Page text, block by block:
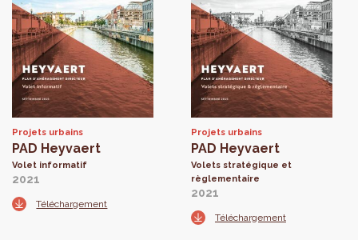
Projets urbains
PAD Heyvaert
Volet informatif
2021
Téléchargement
Projets urbains
PAD Heyvaert
Volets stratégique et
règlementaire
2021
Téléchargement